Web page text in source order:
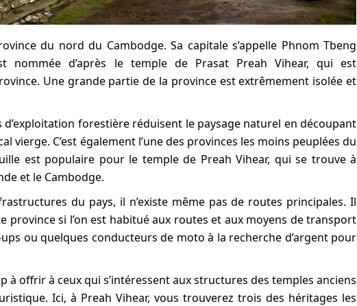
du nord du Cambodge. Sa capitale s’appelle Phnom Tbeng
nommée d’après le temple de Prasat Preah Vihear, qui est
Une grande partie de la province est extrêmement isolée et
forestière réduisent le paysage naturel en découpant
vierge. C’est également l’une des provinces les moins peuplées du
est populaire pour le temple de Preah Vihear, qui se trouve à
et le Cambodge.
du pays, il n’existe même pas de routes principales. Il
province si l’on est habitué aux routes et aux moyens de transport
ou quelques conducteurs de moto à la recherche d’argent pour
à offrir à ceux qui s’intéressent aux structures des temples anciens
Ici, à Preah Vihear, vous trouverez trois des héritages les